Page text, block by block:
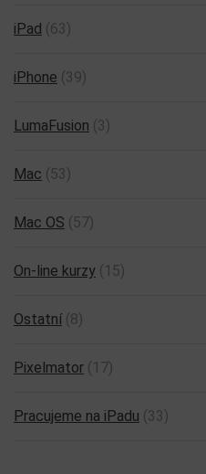
iPad (63)
iPhone (39)
LumaFusion (3)
Mac (53)
Mac OS (57)
On-line kurzy (15)
Ostatní (8)
Pixelmator (17)
Pracujeme na iPadu (33)